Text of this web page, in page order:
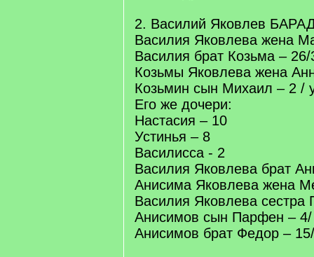
2. Василий Яковлев
Василия Яковлева жена
Василия брат Козьма – 26/
Козьмы Яковлева жена
Козьмин сын Михаил – 2 /
Его же дочери:
Настасия – 10
Устинья – 8
Василисса - 2
Василия Яковлева брат
Анисима Яковлева жена
Василия Яковлева сестра
Анисимов сын Парфен – 4/
Анисимов брат Федор –